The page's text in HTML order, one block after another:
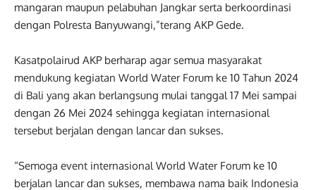
mangaran maupun pelabuhan Jangkar serta berkoordinasi
dengan Polresta Banyuwangi,”terang AKP Gede.
Kasatpolairud AKP berharap agar semua masyarakat
mendukung kegiatan World Water Forum ke 10 Tahun 2024
di Bali yang akan berlangsung mulai tanggal 17 Mei sampai
dengan 26 Mei 2024 sehingga kegiatan internasional
tersebut berjalan dengan lancar dan sukses.
“Semoga event internasional World Water Forum ke 10
berjalan lancar dan sukses, membawa nama baik Indonesia